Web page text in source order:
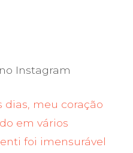
Instagram
meu coração
em vários
foi imensurável